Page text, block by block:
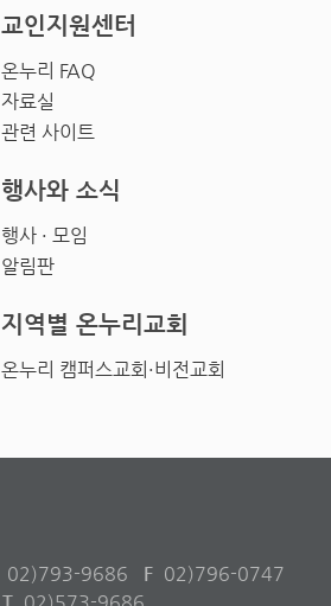
교인지원센터
온누리 FAQ
자료실
관련 사이트
행사와 소식
행사 · 모임
알림판
지역별 온누리교회
온누리 캠퍼스교회·비전교회
02)793-9686 F 02)796-0747